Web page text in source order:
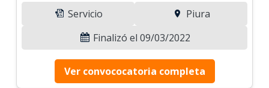
Servicio
Piura
Finalizó el 09/03/2022
Ver convococatoria completa